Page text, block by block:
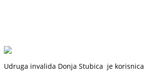
Udruga invalida Donja Stubica je korisnica